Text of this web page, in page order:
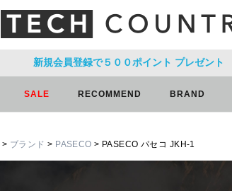
新規会員登録で５００ポイント プレゼント
SALE RECOMMEND BRAND
ブランド PASECO PASECO パセコ JKH-1